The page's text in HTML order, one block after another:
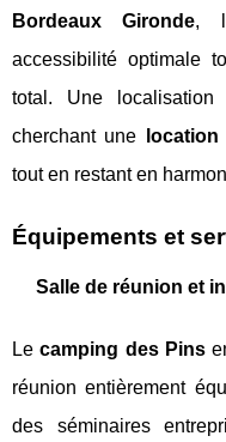
Bordeaux Gironde,
accessibilité optimale
total. Une localisation
cherchant une
tout en restant en
Équipements et
Salle de réunion et
Lecamping des Pins
réunion entièrement
des séminaires